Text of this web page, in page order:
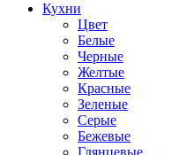
Кухни
Цвет
Белые
Черные
Желтые
Красные
Зеленые
Серые
Бежевые
Глянцевые